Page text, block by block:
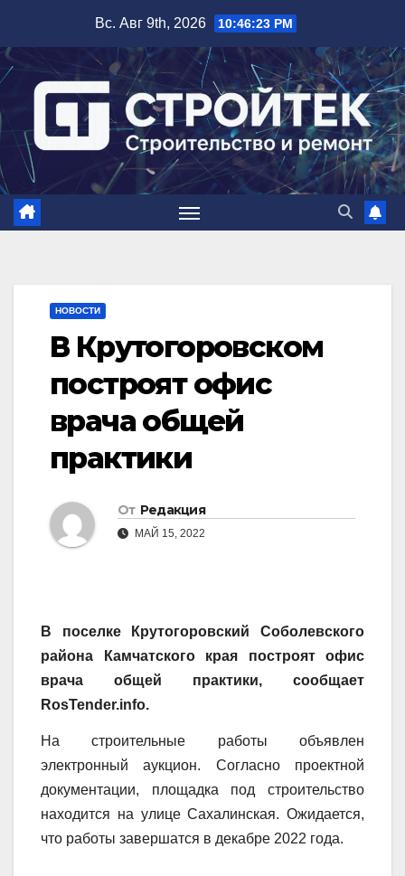
содержимому
Вс. Авг 9th, 2026 10:46:24 PM
НОВОСТИ
В Крутогоровском
построят офис
врача общей
практики
От Редакция
МАЙ 15, 2022
В поселке Крутогоровский Соболевского
района Камчатского края построят офис
врача общей практики, сообщает
RosTender.info.
На строительные работы объявлен
электронный аукцион. Согласно проектной
документации, площадка под строительство
находится на улице Сахалинская. Ожидается,
что работы завершатся в декабре 2022 года.